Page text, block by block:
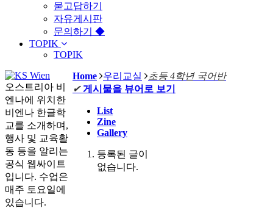
묻고답하기
자유게시판
문의하기 ◆
TOPIK
TOPIK
Home 우리교실
초등 4학년 국어반
✔ 게시물을 뷰어로 보기
List
Zine
Gallery
등록된 글이
없습니다.
오스트리아 비
엔나에 위치한
비엔나 한글학
교를 소개하며,
행사 및 교육활
동 등을 알리는
공식 웹싸이트
입니다. 수업은
매주 토요일에
있습니다.